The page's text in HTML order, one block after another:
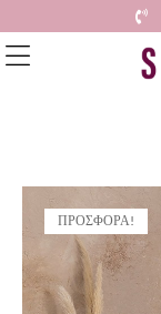
ΠΡΟΣΦΟΡΆ!